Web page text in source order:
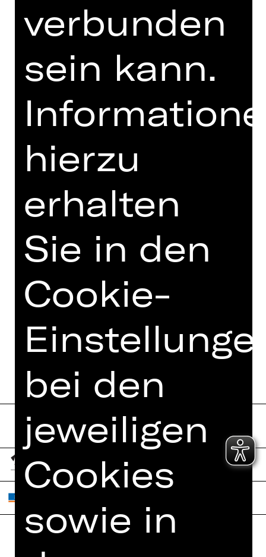
Thank God it’s Friday! Komme, was
kommen mag, auf die Nachtetage
jeden Freitagabend um 22 Uhr ist
Verlass! Hier wird experimentiert,
musiziert, diskutiert, gestritten und
gefeiert – in wechselnden Formaten,
mit immer neuen Menschen und dem
liebevollsten Publikum der Stadt!
Einfach rein ins Schauspielhaus,
zweimal die Treppen rauf und schon
wartet die schönste Minibühne des
Theaters auf Neues, Ungewohntes,
Kreatives: Jede Woche ein neuer Kick-
Off für das Wochenende! Eintritt frei!
Alle Veranstaltungenim Rahmen von
YALLA YALLA
TERMINE UND BESETZUNG
verbunden
sein kann.
hierzu
erhalten
Sie in den
Cookie-
bei den
jeweiligen
Cookies
sowie in